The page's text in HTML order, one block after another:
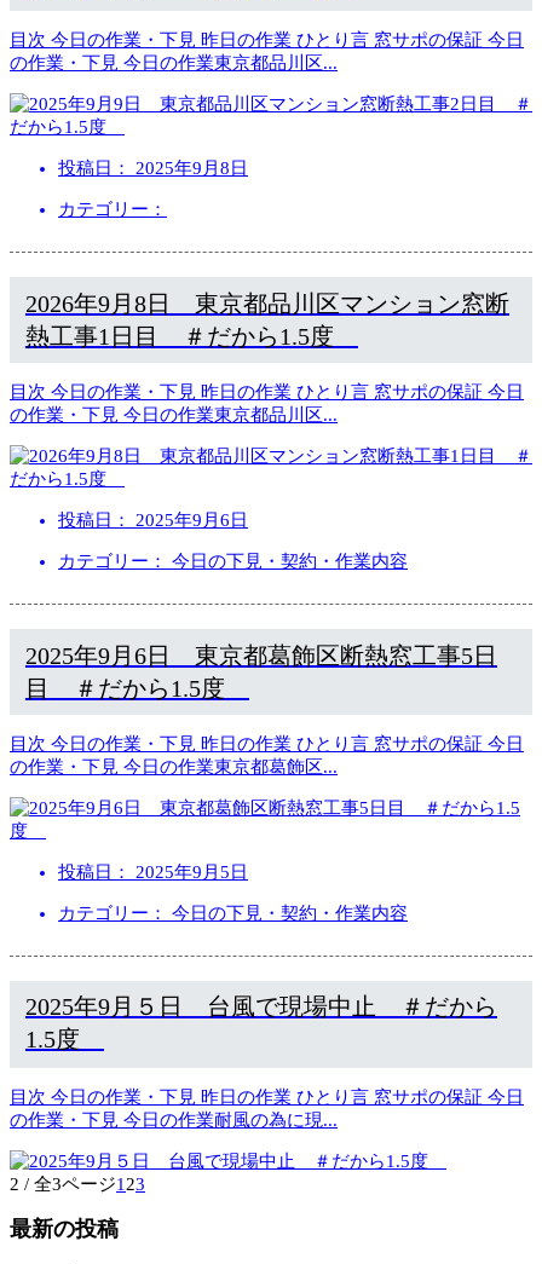
目次 今日の作業・下見 昨日の作業 ひとり言 窓サポの保証 今日
の作業・下見 今日の作業東京都品川区...
投稿日： 2025年9月8日
カテゴリー：
2026年9月8日 東京都品川区マンション窓断
熱工事1日目 ＃だから1.5度
目次 今日の作業・下見 昨日の作業 ひとり言 窓サポの保証 今日
の作業・下見 今日の作業東京都品川区...
投稿日： 2025年9月6日
カテゴリー： 今日の下見・契約・作業内容
2025年9月6日 東京都葛飾区断熱窓工事5日
目 ＃だから1.5度
目次 今日の作業・下見 昨日の作業 ひとり言 窓サポの保証 今日
の作業・下見 今日の作業東京都葛飾区...
投稿日： 2025年9月5日
カテゴリー： 今日の下見・契約・作業内容
2025年9月５日 台風で現場中止 ＃だから
1.5度
目次 今日の作業・下見 昨日の作業 ひとり言 窓サポの保証 今日
の作業・下見 今日の作業耐風の為に現...
2 / 全3ページ1 23
最新の投稿